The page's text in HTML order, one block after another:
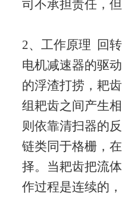
司不承担责任，
2、工作原理 回
电机减速器的驱
的浮渣打捞，耙
组耙齿之间产生
则依靠清扫器的
链类同于格栅，
择。当耙齿把流
作过程是连续的